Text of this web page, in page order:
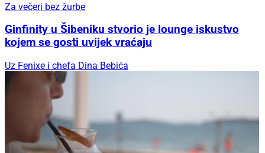
Za večeri bez žurbe
Ginfinity u Šibeniku stvorio je lounge iskustvo
kojem se gosti uvijek vraćaju
Uz Fenixe i chefa Dina Bebića